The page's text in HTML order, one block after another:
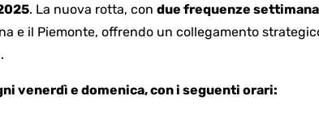
. La nuova rotta, con due frequenze
e il Piemonte, offrendo un collegamento
venerdì e domenica, con i seguenti orari: